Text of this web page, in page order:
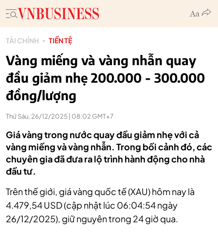
TÀI CHÍNH TIỀN TỆ
Vàng miếng và vàng nhẫn quay
đầu giảm nhẹ 200.000 - 300.000
đồng/lượng
Thứ Sáu, 26/12/2025 | 08:02 GMT+7
Giá vàng trong nước quay đầu giảm nhẹ với cả
vàng miếng và vàng nhẫn. Trong bối cảnh đó, các
chuyên gia đã đưa ra lộ trình hành động cho nhà
đầu tư.
Trên thế giới, giá vàng quốc tế (XAU) hôm nay là
4.479,54 USD (cập nhật lúc 06:04:54 ngày
26/12/2025), giữ nguyên trong 24 giờ qua.